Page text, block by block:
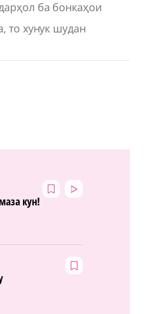
ба бонкаҳои
то хунук шудан
кун!